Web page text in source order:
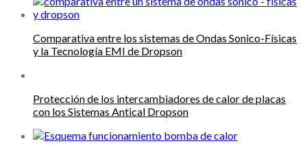
Comparativa entre los sistemas de Ondas Sonico-Físicas
y la Tecnología EMI de Dropson
Protección de los intercambiadores de calor de placas
con los Sistemas Antical Dropson